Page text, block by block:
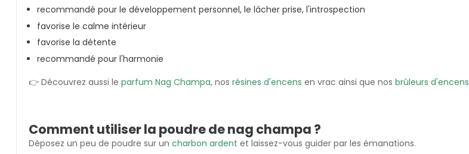
recommandé pour le développement personnel, le lâcher prise, l'introspection
favorise le calme intérieur
favorise la détente
recommandé pour l'harmonie
👉 Découvrez aussi le parfum Nag Champa, nos résines d'encens en vrac ainsi que nos brûleurs d'encens
Comment utiliser la poudre de nag champa ?
Déposez un peu de poudre sur un charbon ardent et laissez-vous guider par les émanations.